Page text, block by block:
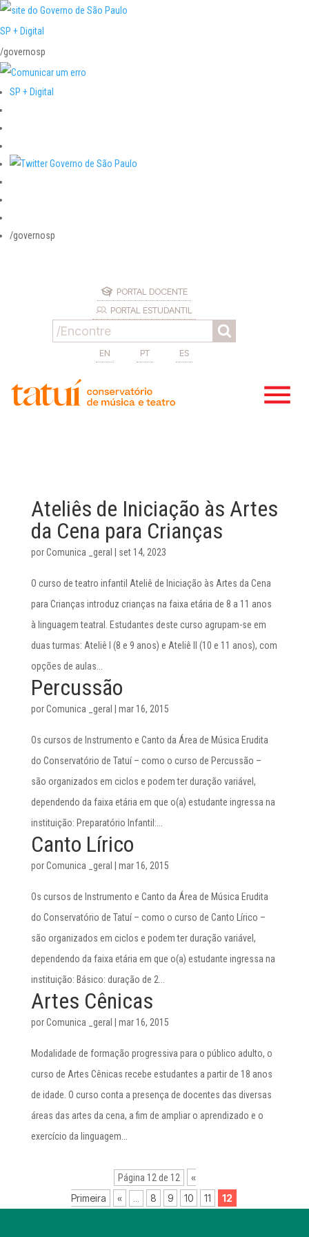
SP + Digital
/governosp
SP + Digital
/governosp
PORTAL DOCENTE
PORTAL ESTUDANTIL
EN PT ES
Ateliês de Iniciação às Artes
da Cena para Crianças
porComunica _geral set 14, 2023
O curso de teatro infantil Ateliê de Iniciação às Artes da Cena
para Crianças introduz crianças na faixa etária de 8 a 11 anos
à linguagem teatral. Estudantes deste curso agrupam-se em
duas turmas: Ateliê I (8 e 9 anos) e Ateliê II (10 e 11 anos), com
opções de aulas...
Percussão
porComunica _geral mar 16, 2015
Os cursos de Instrumento e Canto da Área de Música Erudita
do Conservatório de Tatuí – como o curso de Percussão –
são organizados em ciclos e podem ter duração variável,
dependendo da faixa etária em que o(a) estudante ingressa na
instituição: Preparatório Infantil:...
Canto Lírico
porComunica _geral mar 16, 2015
Os cursos de Instrumento e Canto da Área de Música Erudita
do Conservatório de Tatuí – como o curso de Canto Lírico –
são organizados em ciclos e podem ter duração variável,
dependendo da faixa etária em que o(a) estudante ingressa na
instituição: Básico: duração de 2...
Artes Cênicas
porComunica _geral mar 16, 2015
Modalidade de formação progressiva para o público adulto, o
curso de Artes Cênicas recebe estudantes a partir de 18 anos
de idade. O curso conta a presença de docentes das diversas
áreas das artes da cena, a fim de ampliar o aprendizado e o
exercício da linguagem...
Página 12 de 12
«
Primeira
« 8 9 10 11 12